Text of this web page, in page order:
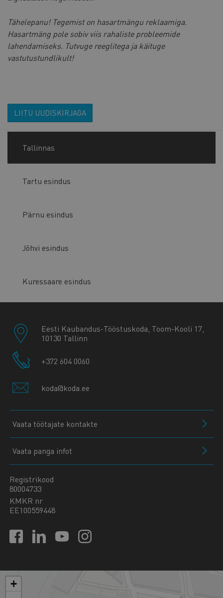
Tähelepanu! Tegemist on hasartmängu reklaamiga.
Hasartmäng pole sobiv viis rahaliste probleemide
lahendamiseks. Tutvuge reeglitega ja käituge
vastutustundlikult!
LIITU UUDISKIRJAGA
Tallinnas
Tartu esindus
Pärnu esindus
Jõhvi esindus
Kuressaare esindus
Eesti Kaubandus-Tööstuskoda, Toom-Kooli 17,
10130 Tallinn
+372 604 0060
koda@koda.ee
Vaata töötajate kontakte
Vaata panga infot
Registrikood
80004733
KMKR nr
EE100559448
+